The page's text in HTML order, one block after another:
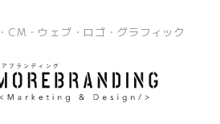
CM・ウェブ・ロゴ・グラフィック